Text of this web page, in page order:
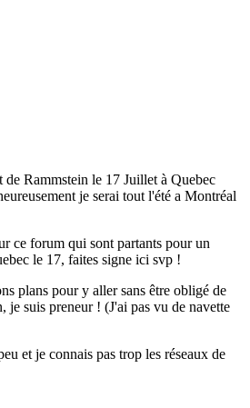
de Rammstein le 17 Juillet à Quebec
je serai tout l'été a Montréal
ce forum qui sont partants pour un
le 17, faites signe ici svp !
plans pour y aller sans être obligé de
je suis preneur ! (J'ai pas vu de navette
et je connais pas trop les réseaux de